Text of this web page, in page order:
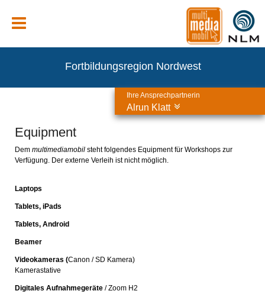
Fortbildungsregion Nordwest
Equipment
Dem multimediamobil steht folgendes Equipment für Workshops zur
Verfügung. Der externe Verleih ist nicht möglich.
Laptops
Tablets, iPads
Tablets, Android
Beamer
Videokameras (Canon / SD Kamera)
Kamerastative
Digitales Aufnahmegeräte / Zoom H2
Ihre Ansprechpartnerin
Alrun Klatt